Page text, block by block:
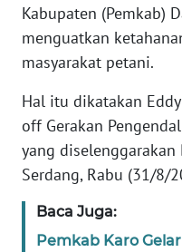
Kabupaten (Pemkab)
menguatkan
masyarakat petani.
Hal itu dikatakan
off Gerakan
yang
Serdang, Rabu (31/8/
Baca Juga:
Pemkab Karo
REDAKSI
DISCLAIMER
Wahana
News
Regional